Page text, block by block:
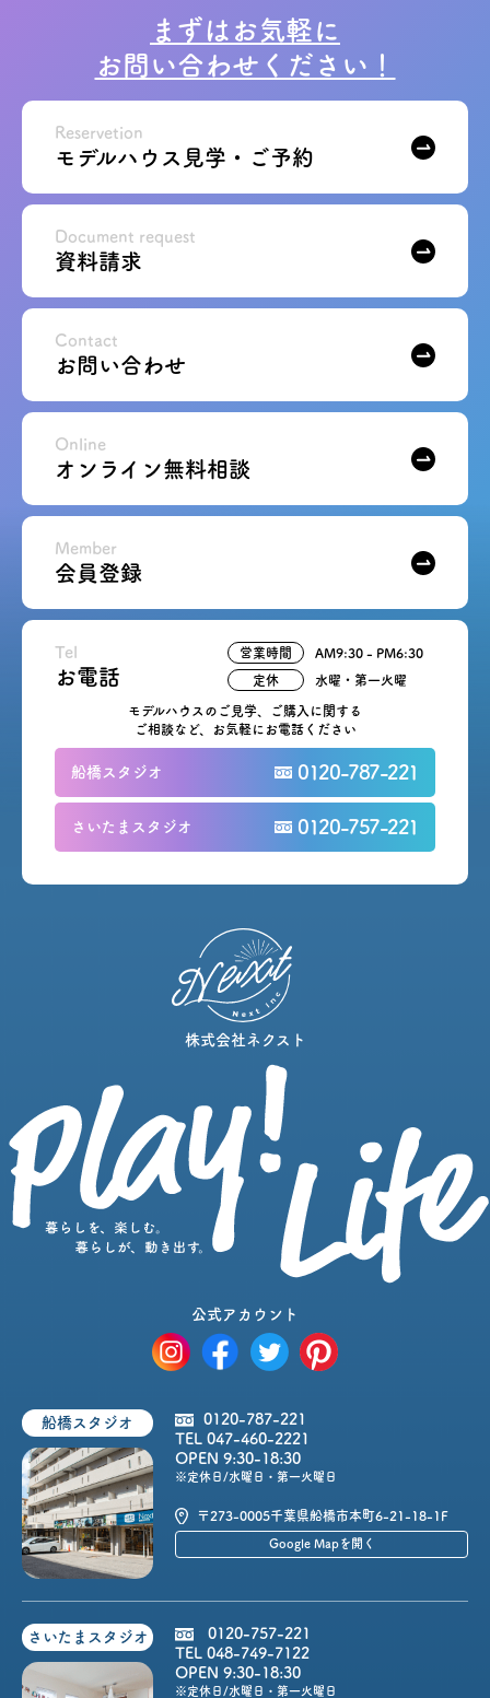
まずはお気軽に
お問い合わせください！
モデルハウス見学・ご予約
Reservetion
資料請求
Document request
お問い合わせ
Contact
オンライン無料相談
Online
会員登録
Member
Tel
お電話
モデルハウスのご見学、ご購入に関する
ご相談など、お気軽にお電話ください
船橋スタジオ 0120-787-221
さいたまスタジオ 0120-757-221
営業時間 AM9:30 - PM6:30
定休 水曜・第一火曜
株式会社ネクスト
公式アカウント
船橋スタジオ
0120-787-221
TEL 047-460-2221
OPEN 9:30-18:30
※定休日/水曜日・第一火曜日
〒273-0005千葉県船橋市本町6-21-18-1F
Google Mapを開く
さいたまスタジオ
0120-757-221
TEL 048-749-7122
OPEN 9:30-18:30
※定休日/水曜日・第一火曜日